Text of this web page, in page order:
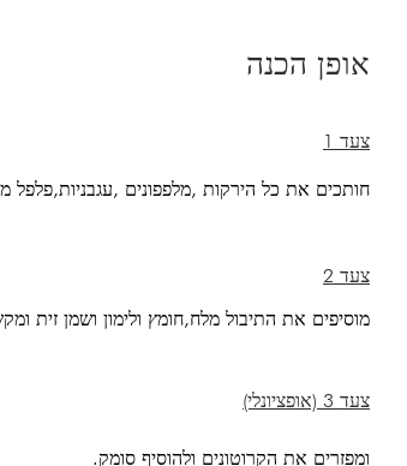
אופן הכנה
צעד 1
חותכים את כל הירקות ,מלפפונים ,עגבניות,פלפל
צעד 2
מוסיפים את התיבול מלח,חומץ ולימון ושמן זית
צעד 3 (אופציונלי)
ומפזרים את הקרוטונים ולהוסיף סומק.